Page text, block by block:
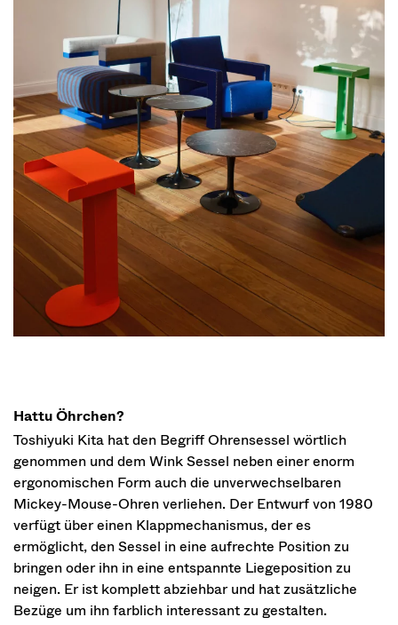
Hattu Öhrchen?
Toshiyuki Kita hat den Begriff Ohrensessel wörtlich
genommen und dem Wink Sessel neben einer enorm
ergonomischen Form auch die unverwechselbaren
Mickey-Mouse-Ohren verliehen. Der Entwurf von 1980
verfügt über einen Klappmechanismus, der es
ermöglicht, den Sessel in eine aufrechte Position zu
bringen oder ihn in eine entspannte Liegeposition zu
neigen. Er ist komplett abziehbar und hat zusätzliche
Bezüge um ihn farblich interessant zu gestalten.